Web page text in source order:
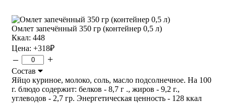
Омлет запечённый 350 гр (контейнер 0,5 л)
Ккал: 448
Цена: +318₽
– +
Состав
Яйцо куриное, молоко, соль, масло подсолнечное. На 100
г. блюдо содержит: белков - 8,7 г ., жиров - 9,2 г.,
углеводов - 2,7 гр. Энергетическая ценность - 128 ккал